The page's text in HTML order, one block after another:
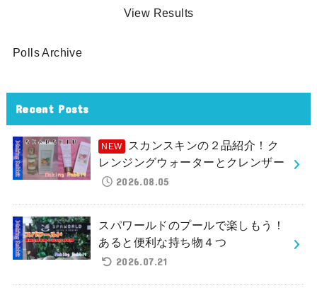
View Results
Polls Archive
Recent Posts
スカンスキンの２品紹介！ク
レンジングウォーターとクレンザー
2026.08.05
スパワールドのプールで楽しもう！
あると便利な持ち物４つ
2026.07.21